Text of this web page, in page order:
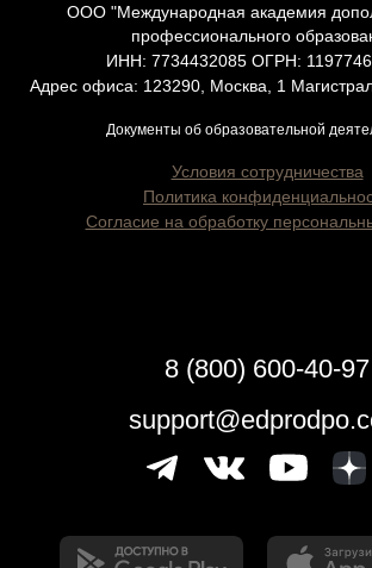
ООО "Международная академия
профессионального
ИНН: 7734432085 ОГРН:
Адрес офиса: 123290, Москва, 1
Документы об образовательной
Условия сотрудничества
Политика
Согласие на обработку
8 (800) 600-40-97